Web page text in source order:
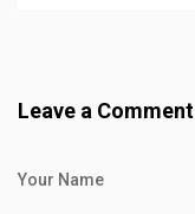
Leave a Comment
Your Name